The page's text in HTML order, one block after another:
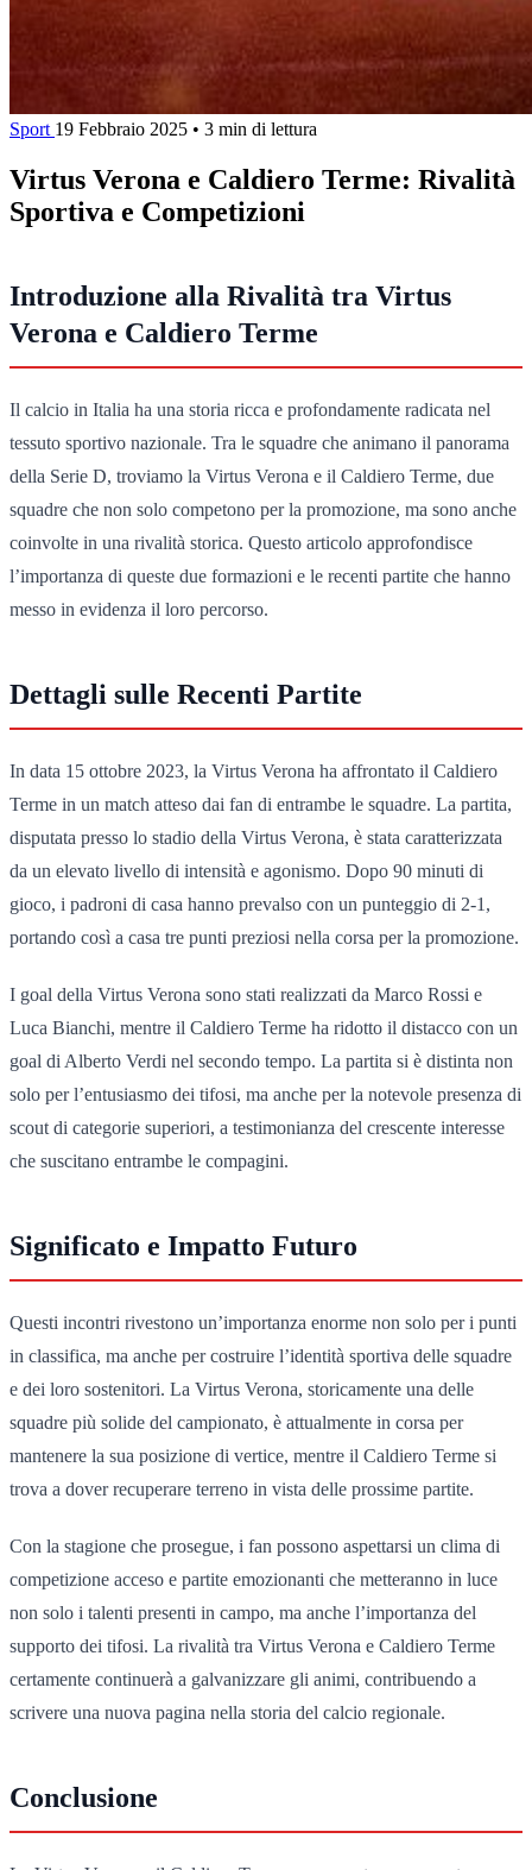
Sport 19 Febbraio 2025 • 3 min di lettura
Virtus Verona e Caldiero Terme: Rivalità
Sportiva e Competizioni
Introduzione alla Rivalità tra Virtus
Verona e Caldiero Terme
Il calcio in Italia ha una storia ricca e profondamente radicata nel
tessuto sportivo nazionale. Tra le squadre che animano il panorama
della Serie D, troviamo la Virtus Verona e il Caldiero Terme, due
squadre che non solo competono per la promozione, ma sono anche
coinvolte in una rivalità storica. Questo articolo approfondisce
l’importanza di queste due formazioni e le recenti partite che hanno
messo in evidenza il loro percorso.
Dettagli sulle Recenti Partite
In data 15 ottobre 2023, la Virtus Verona ha affrontato il Caldiero
Terme in un match atteso dai fan di entrambe le squadre. La partita,
disputata presso lo stadio della Virtus Verona, è stata caratterizzata
da un elevato livello di intensità e agonismo. Dopo 90 minuti di
gioco, i padroni di casa hanno prevalso con un punteggio di 2-1,
portando così a casa tre punti preziosi nella corsa per la promozione.
I goal della Virtus Verona sono stati realizzati da Marco Rossi e
Luca Bianchi, mentre il Caldiero Terme ha ridotto il distacco con un
goal di Alberto Verdi nel secondo tempo. La partita si è distinta non
solo per l’entusiasmo dei tifosi, ma anche per la notevole presenza di
scout di categorie superiori, a testimonianza del crescente interesse
che suscitano entrambe le compagini.
Significato e Impatto Futuro
Questi incontri rivestono un’importanza enorme non solo per i punti
in classifica, ma anche per costruire l’identità sportiva delle squadre
e dei loro sostenitori. La Virtus Verona, storicamente una delle
squadre più solide del campionato, è attualmente in corsa per
mantenere la sua posizione di vertice, mentre il Caldiero Terme si
trova a dover recuperare terreno in vista delle prossime partite.
Con la stagione che prosegue, i fan possono aspettarsi un clima di
competizione acceso e partite emozionanti che metteranno in luce
non solo i talenti presenti in campo, ma anche l’importanza del
supporto dei tifosi. La rivalità tra Virtus Verona e Caldiero Terme
certamente continuerà a galvanizzare gli animi, contribuendo a
scrivere una nuova pagina nella storia del calcio regionale.
Conclusione